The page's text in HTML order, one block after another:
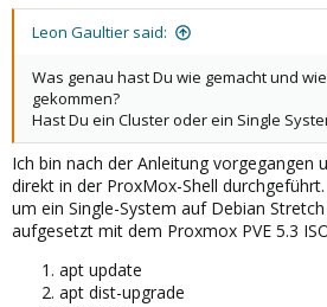
Leon Gaultier said:
Was genau hast Du wie gemacht und
gekommen?
Hast Du ein Cluster oder ein Single
Ich bin nach der Anleitung vorgegangen
direkt in der ProxMox-Shell
um ein Single-System auf Debian
aufgesetzt mit dem Proxmox PVE 5.3
apt update
apt dist-upgrade